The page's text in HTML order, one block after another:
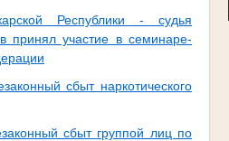
Республики - судья
принял участие в семинаре-
сбыт наркотического
сбыт группой лиц по